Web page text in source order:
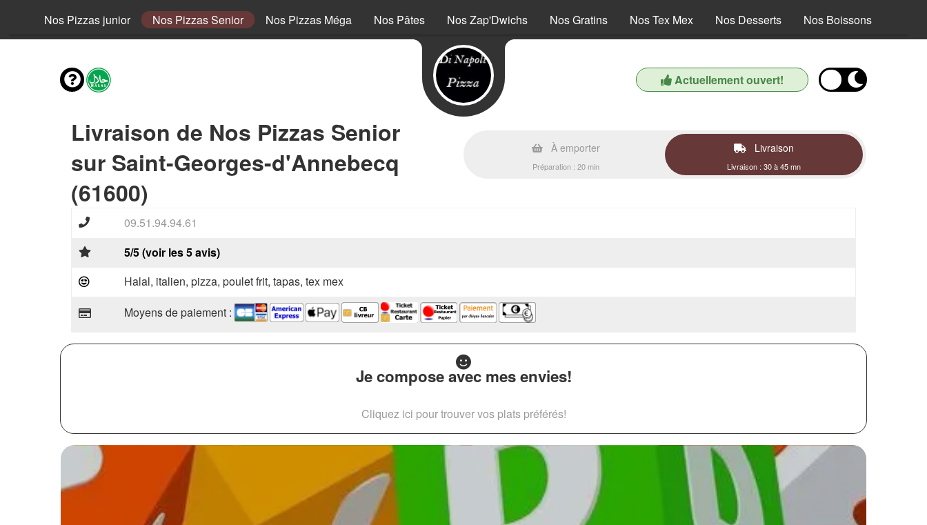
Nos Pizzas junior Nos Pizzas Senior Nos Pizzas Méga Nos Pâtes Nos Zap'Dwichs Nos Gratins Nos Tex Mex Nos Desserts Nos Boissons
Actuellement ouvert!
Livraison de Nos Pizzas Senior
sur Saint-Georges-d'Annebecq
(61600)
À emporter
Préparation : 20 min
Livraison
Livraison : 30 à 45 mn
09.51.94.94.61
5/5 (voir les 5 avis)
Halal, italien, pizza, poulet frit, tapas, tex mex
Moyens de paiement :
Je compose avec mes envies!
Cliquez ici pour trouver vos plats préférés!